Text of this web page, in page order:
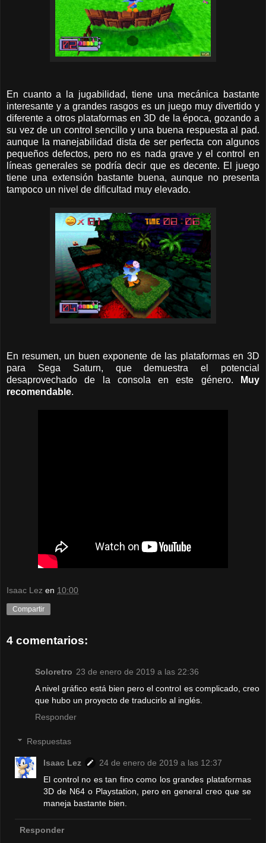
En cuanto a la jugabilidad, tiene una mecánica bastante
interesante y a grandes rasgos es un juego muy divertido y
diferente a otros plataformas en 3D de la época, gozando a
su vez de un control sencillo y una buena respuesta al pad.
aunque la manejabilidad dista de ser perfecta con algunos
pequeños defectos, pero no es nada grave y el control en
líneas generales se podría decir que es decente. El juego
tiene una extensión bastante buena, aunque no presenta
tampoco un nivel de dificultad muy elevado.
En resumen, un buen exponente de las plataformas en 3D
para Sega Saturn, que demuestra el potencial
desaprovechado de la consola en este género.
Muy
recomendable.
Isaac Lez en 10:00
Compartir
4 comentarios:
Soloretro 23 de enero de 2019 a las 22:36
A nivel gráfico está bien pero el control es complicado, creo
que hubo un proyecto de traducirlo al inglés.
Responder
Respuestas
Isaac Lez
24 de enero de 2019 a las 12:37
El control no es tan fino como los grandes plataformas
3D de N64 o Playstation, pero en general creo que se
maneja bastante bien.
Responder